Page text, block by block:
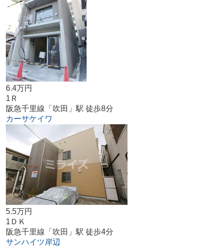
6.4万円
1Ｒ
阪急千里線「吹田」駅 徒歩8分
カーサケイワ
5.5万円
1ＤＫ
阪急千里線「吹田」駅 徒歩4分
サンハイツ岸辺